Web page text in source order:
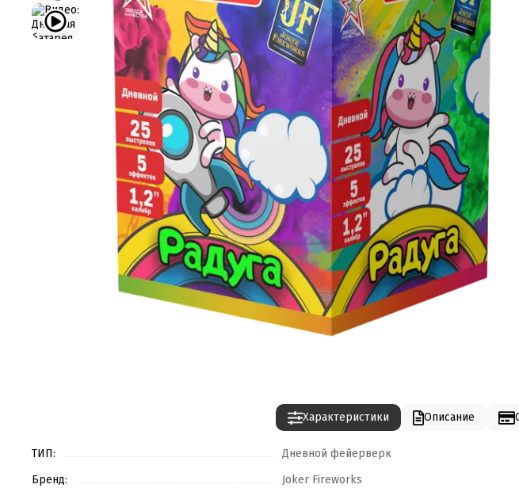
Характеристики Описание
ТИП:
Дневной фейерверк
Бренд:
Joker Fireworks